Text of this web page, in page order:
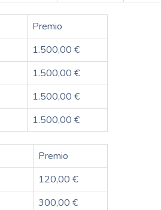
Premio
1.500,00 €
1.500,00 €
1.500,00 €
1.500,00 €
Premio
120,00 €
300,00 €